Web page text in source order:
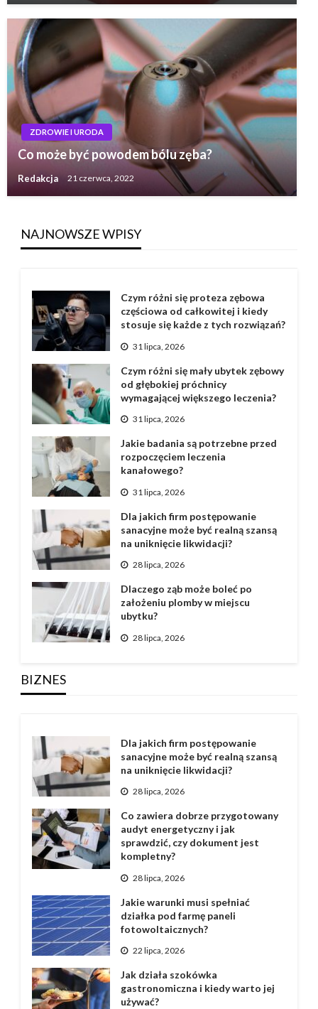
ZDROWIE I URODA
Co może być powodem bólu zęba?
Redakcja 21 czerwca, 2022
NAJNOWSZE WPISY
Czym różni się proteza zębowa
częściowa od całkowitej i kiedy
stosuje się każde z tych rozwiązań?
31 lipca, 2026
Czym różni się mały ubytek zębowy
od głębokiej próchnicy
wymagającej większego leczenia?
31 lipca, 2026
Jakie badania są potrzebne przed
rozpoczęciem leczenia
kanałowego?
31 lipca, 2026
Dla jakich firm postępowanie
sanacyjne może być realną szansą
na uniknięcie likwidacji?
28 lipca, 2026
Dlaczego ząb może boleć po
założeniu plomby w miejscu
ubytku?
28 lipca, 2026
BIZNES
Dla jakich firm postępowanie
sanacyjne może być realną szansą
na uniknięcie likwidacji?
28 lipca, 2026
Co zawiera dobrze przygotowany
audyt energetyczny i jak
sprawdzić, czy dokument jest
kompletny?
28 lipca, 2026
Jakie warunki musi spełniać
działka pod farmę paneli
fotowoltaicznych?
22 lipca, 2026
Jak działa szokówka
gastronomiczna i kiedy warto jej
używać?